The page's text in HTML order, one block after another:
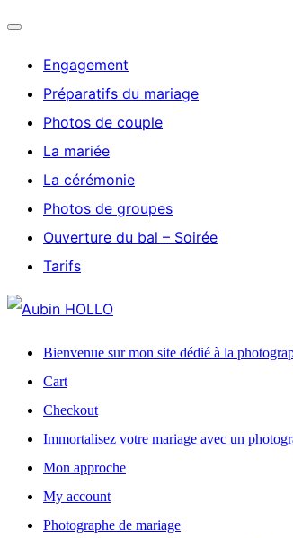
navigation
Engagement
Préparatifs du mariage
Photos de couple
La mariée
La cérémonie
Photos de groupes
Ouverture du bal – Soirée
Tarifs
Aller
Bienvenue sur mon site dédié à la
Cart
Checkout
Immortalisez votre mariage avec un
Mon approche
My account
Photographe de mariage